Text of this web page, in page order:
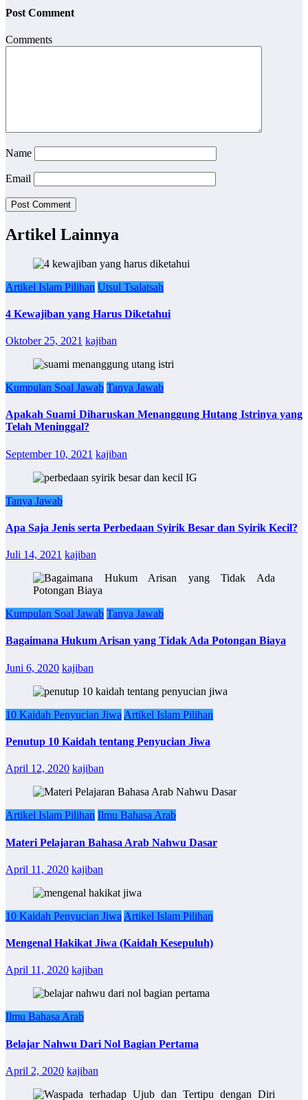
Post Comment
Comments
Name
Email
Artikel Lainnya
Artikel Islam Pilihan Utsul Tsalatsah
4 Kewajiban yang Harus Diketahui
Oktober 25, 2021 kajiban
Kumpulan Soal Jawab Tanya Jawab
Apakah Suami Diharuskan Menanggung Hutang Istrinya yang
Telah Meninggal?
September 10, 2021 kajiban
Tanya Jawab
Apa Saja Jenis serta Perbedaan Syirik Besar dan Syirik Kecil?
Juli 14, 2021 kajiban
Kumpulan Soal Jawab Tanya Jawab
Bagaimana Hukum Arisan yang Tidak Ada Potongan Biaya
Juni 6, 2020 kajiban
10 Kaidah Penyucian Jiwa Artikel Islam Pilihan
Penutup 10 Kaidah tentang Penyucian Jiwa
April 12, 2020 kajiban
Artikel Islam Pilihan Ilmu Bahasa Arab
Materi Pelajaran Bahasa Arab Nahwu Dasar
April 11, 2020 kajiban
10 Kaidah Penyucian Jiwa Artikel Islam Pilihan
Mengenal Hakikat Jiwa (Kaidah Kesepuluh)
April 11, 2020 kajiban
Ilmu Bahasa Arab
Belajar Nahwu Dari Nol Bagian Pertama
April 2, 2020 kajiban